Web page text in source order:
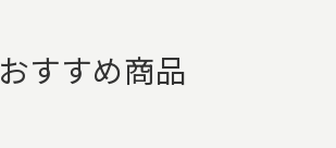
おすすめ商品